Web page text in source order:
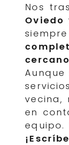
Nos
Oviedo
vecina,
en
equipo.